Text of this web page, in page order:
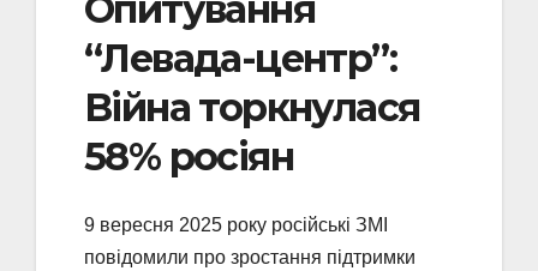
Опитування
“Левада-центр”:
Війна торкнулася
58% росіян
9 вересня 2025 року російські ЗМІ
повідомили про зростання підтримки